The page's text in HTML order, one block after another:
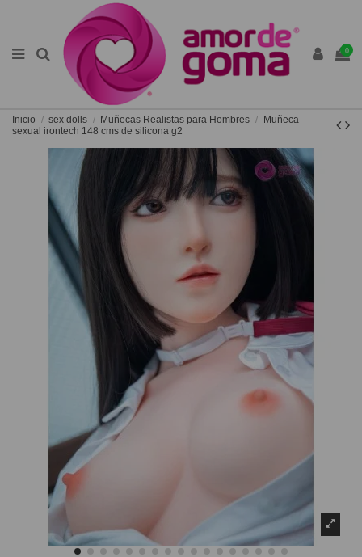
0
Inicio sex dolls Muñecas Realistas para Hombres
Muñeca
sexual irontech 148 cms de silicona g2